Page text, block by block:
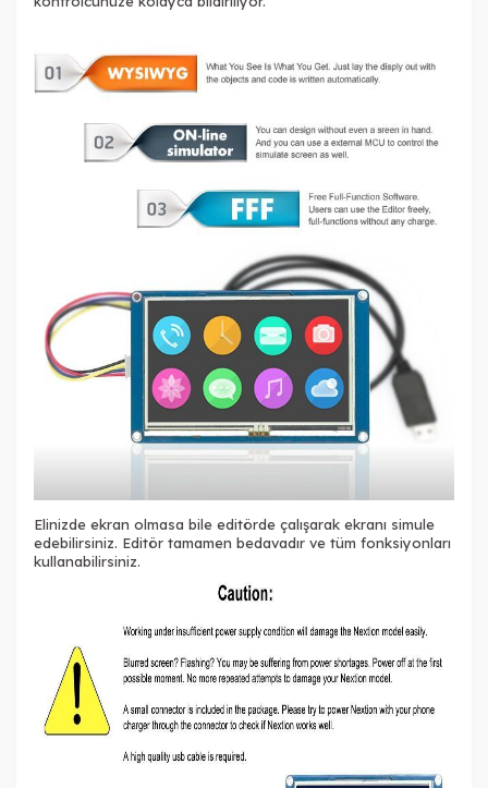
Elinizde ekran olmasa bile editörde çalışarak ekranı simule
edebilirsiniz. Editör tamamen bedavadır ve tüm fonksiyonları
kullanabilirsiniz.